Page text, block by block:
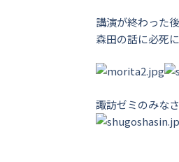
講演が終わった
森田の話に必死
諏訪ゼミのみな